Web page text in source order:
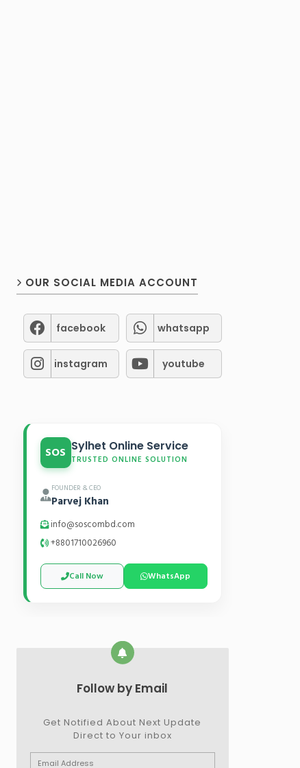
OUR SOCIAL MEDIA ACCOUNT
facebook whatsapp
instagram youtube
SOS Sylhet Online Service
TRUSTED ONLINE SOLUTION
FOUNDER & CEO
Parvej Khan
info@soscombd.com
+8801710026960
Call Now WhatsApp
Follow by Email
Get Notified About Next Update
Direct to Your inbox